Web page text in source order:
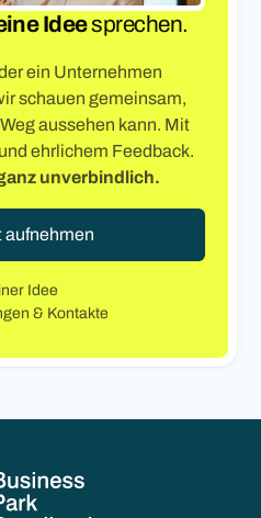
Ideesprechen.
ein Unternehmen
schauen gemeinsam,
aussehen kann. Mit
ehrlichem Feedback.
unverbindlich.
aufnehmen
Idee
& Kontakte